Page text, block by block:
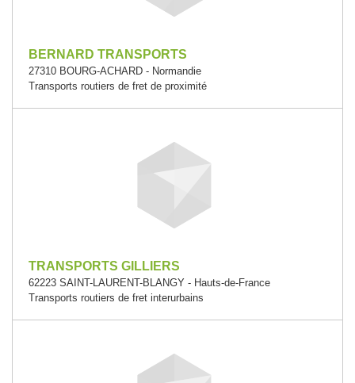
BERNARD TRANSPORTS
27310 BOURG-ACHARD - Normandie
Transports routiers de fret de proximité
TRANSPORTS GILLIERS
62223 SAINT-LAURENT-BLANGY - Hauts-de-France
Transports routiers de fret interurbains